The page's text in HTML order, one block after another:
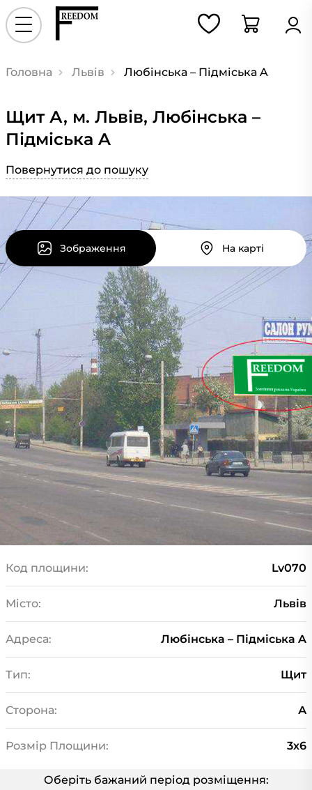
Головна Львів Любінська – Підміська A
Щит А, м. Львів, Любінська –
Підміська A
Повернутися до пошуку
Зображення На карті
Код площини: Lv070
Місто: Львів
Адреса: Любінська – Підміська A
Тип: Щит
Сторона: А
Розмір Площини: 3х6
Оберіть бажаний період розміщення: